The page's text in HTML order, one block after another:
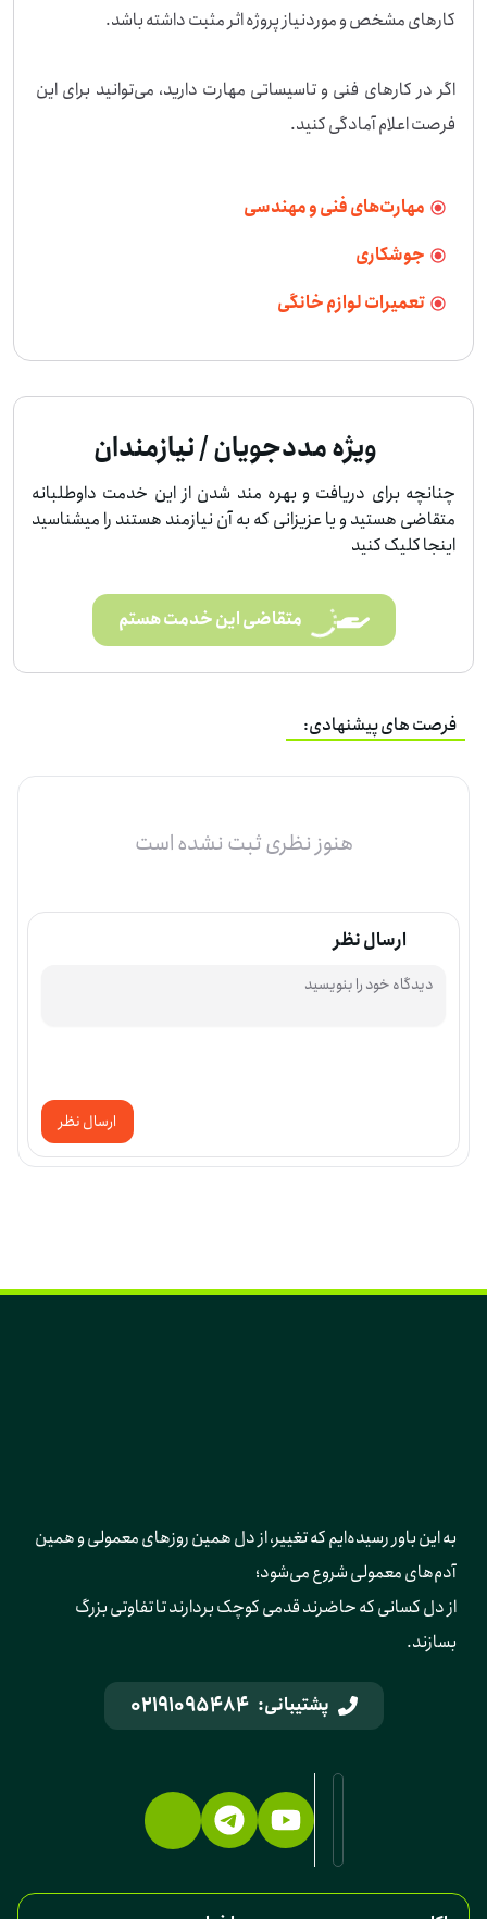
اگر در کارهای فنی و تاسیساتی مهارت دارید، می‌توانید برای این
فرصت اعلام آمادگی کنید.
مهارت‌های فنی و مهندسی
جوشکاری
تعمیرات لوازم خانگی
ویژه مددجویان / نیازمندان
چنانچه برای دریافت و بهره مند شدن از این خدمت داوطلبانه
متقاضی هستید و یا عزیزانی که به آن نیازمند هستند را میشناسید
اینجا کلیک کنید
متقاضی این خدمت هستم
فرصت های پیشنهادی:
هنوز نظری ثبت نشده است
ارسال نظر
ارسال نظر
به این باور رسیده‌ایم که تغییر، از دل همین روزهای معمولی و همین
آدم‌های معمولی شروع می‌شود؛
از دل کسانی که حاضرند قدمی کوچک بردارند تا تفاوتی بزرگ
بسازند.
پشتیبانی: 02191095484